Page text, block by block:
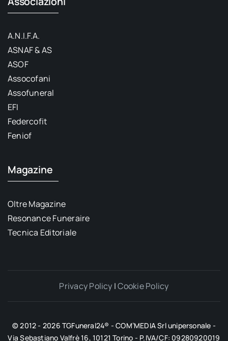
A.N.I.F.A.
ASNAF & AS
ASOF
Assocofani
Assofuneral
EFI
Federcofit
Feniof
Magazine
Oltre Magazine
Resonance Funeraire
Tecnica Editoriale
Privacy Policy |Cookie Policy
© 2012 - 2026 TGFuneral24® - COM’MEDIA Srl unipersonale -
Via Sebastiano Valfrè 16, 10121 Torino - P.IVA/CF: 09280920019